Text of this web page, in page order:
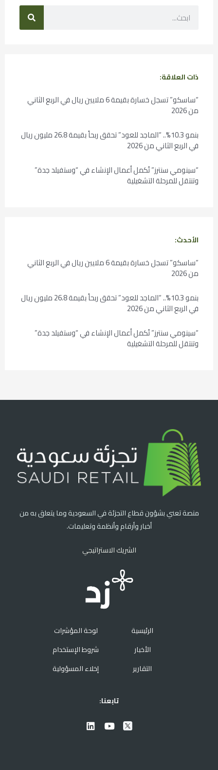
ذات العلاقة:
“ساسكو” تسجل خسارة بقيمة 6 ملايين ريال في الربع الثاني
من 2026
بنمو 10.3%.. “الماجد للعود” تحقق ربحاً بقيمة 26.8 مليون ريال
في الربع الثاني من 2026
“سينومي سنترز” تُكمل أعمال الإنشاء في “وستفيلد جدة”
وتنتقل للمرحلة التشغيلية
الأحدث:
“ساسكو” تسجل خسارة بقيمة 6 ملايين ريال في الربع الثاني
من 2026
بنمو 10.3%.. “الماجد للعود” تحقق ربحاً بقيمة 26.8 مليون ريال
في الربع الثاني من 2026
“سينومي سنترز” تُكمل أعمال الإنشاء في “وستفيلد جدة”
وتنتقل للمرحلة التشغيلية
منصة تعني بشؤون قطاع التجزئة في السعودية وما يتعلق به من
أخبار وأرقام وأنظمة وتعليمات.
الشريك الاستراتيجي
الرئيسية
الأخبار
التقارير
لوحة المؤشرات
شروط الإستخدام
إخلاء المسؤولية
تابعنا: